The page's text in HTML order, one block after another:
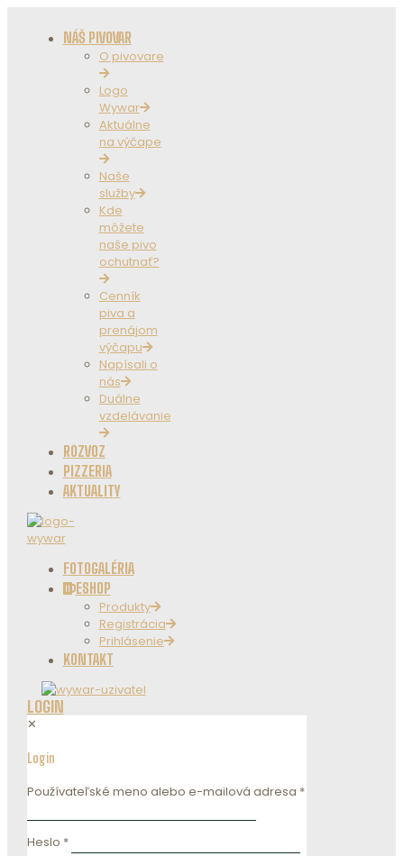
NÁŠ PIVOVAR
O pivovare
Logo
Wywar
Aktuálne
na výčape
Naše
služby
Kde
môžete
naše pivo
ochutnať?
Cenník
piva a
prenájom
výčapu
Napísali o
nás
Duálne
vzdelávanie
ROZVOZ
PIZZERIA
AKTUALITY
FOTOGALÉRIA
ESHOP
Produkty
Registrácia
Prihlásenie
KONTAKT
LOGIN
✕
Login
Používateľské meno alebo e-mailová adresa *
Heslo *